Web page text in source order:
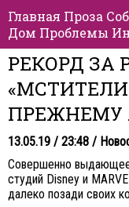
Главная Проза
Дом Проблемы
РЕКОРД ЗА
ПРЕЖНЕМУ
13.05.19 / 23:48 /
Совершенно
студий Disney и
далеко позади своих